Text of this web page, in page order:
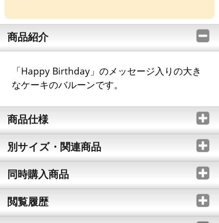
商品紹介
「Happy Birthday」のメッセージ入りの大き
なケーキのバルーンです。
商品仕様
別サイズ・関連商品
同時購入商品
閲覧履歴